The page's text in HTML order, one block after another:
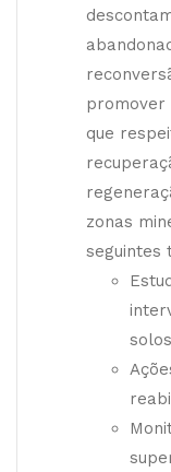
promover
que
zonas
seguintes